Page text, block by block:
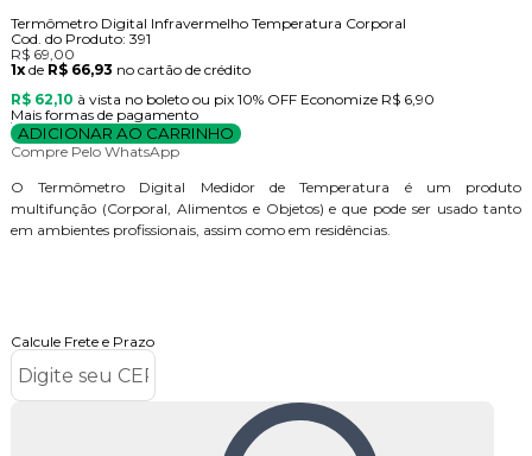
Termômetro Digital Infravermelho Temperatura Corporal
Cod. do Produto: 391
R$ 69,00
1xde R$ 66,93 no cartão de crédito
R$ 62,10 à vista no boleto ou pix 10% OFF Economize R$ 6,90
Mais formas de pagamento
ADICIONAR AO CARRINHO
Compre Pelo WhatsApp
O Termômetro Digital Medidor de Temperatura é um produto
multifunção (Corporal, Alimentos e Objetos) e que pode ser usado tanto
em ambientes profissionais, assim como em residências.
Calcule Frete e Prazo